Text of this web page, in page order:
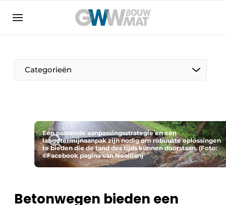
Bedrijven
Contact
Home
Meest gelezen
Nieuwsbrief
Privacy / Cookie statement
Categorieën
Een passende aanpassingsstrategie en een
langetermijnaanpak zijn nodig om robuuste oplossingen
te bieden die de tand des tijds kunnen doorstaan. (Foto:
©Facebook pagina van Noailian)
Betonwegen bieden een